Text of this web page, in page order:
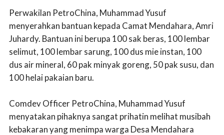
Perwakilan PetroChina, Muhammad Yusuf
menyerahkan bantuan kepada Camat Mendahara, Amri
Juhardy. Bantuan ini berupa 100 sak beras, 100 lembar
selimut, 100 lembar sarung, 100 dus mie instan, 100
dus air mineral, 60 pak minyak goreng, 50 pak susu, dan
100 helai pakaian baru.
Comdev Officer PetroChina, Muhammad Yusuf
menyatakan pihaknya sangat prihatin melihat musibah
kebakaran yang menimpa warga Desa Mendahara